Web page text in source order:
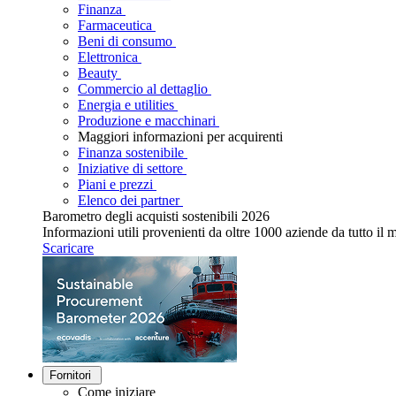
Finanza
Farmaceutica
Beni di consumo
Elettronica
Beauty
Commercio al dettaglio
Energia e utilities
Produzione e macchinari
Maggiori informazioni per acquirenti
Finanza sostenibile
Iniziative di settore
Piani e prezzi
Elenco dei partner
Barometro degli acquisti sostenibili 2026
Informazioni utili provenienti da oltre 1000 aziende da tutto il
Scaricare
Fornitori
Come iniziare